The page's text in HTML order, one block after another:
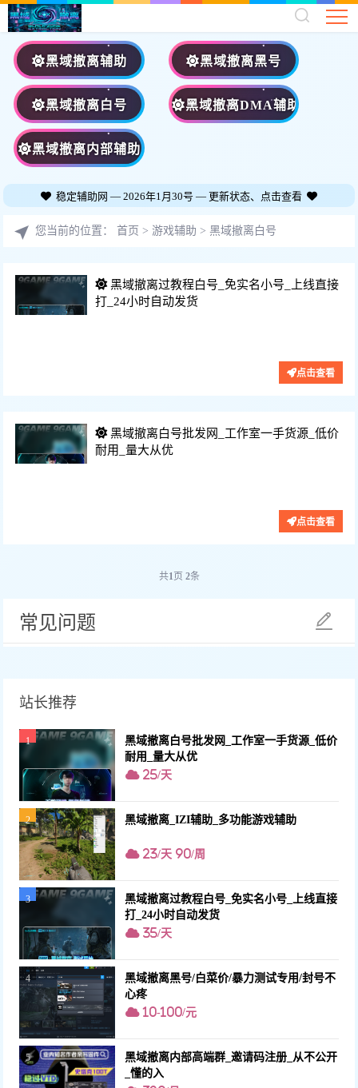
黑域撤离辅助 黑域撤离黑号
黑域撤离白号 黑域撤离DMA辅助
黑域撤离内部辅助
稳定辅助网 — 2026年1月30号 — 更新状态、点击查看
您当前的位置：首页 > 游戏辅助 >黑域撤离白号
黑域撤离过教程白号_免实名小号_上线直接
打_24小时自动发货
点击查看
黑域撤离白号批发网_工作室一手货源_低价
耐用_量大从优
点击查看
共1页 2条
常见问题
站长推荐
1
黑域撤离白号批发网_工作室一手货源_低价
耐用_量大从优
25/天
2 黑域撤离_IZI辅助_多功能游戏辅助
23/天 90/周
3
黑域撤离过教程白号_免实名小号_上线直接
打_24小时自动发货
35/天
4
黑域撤离黑号/白菜价/暴力测试专用/封号不
心疼
10-100/元
5
黑域撤离内部高端群_邀请码注册_从不公开
_懂的入